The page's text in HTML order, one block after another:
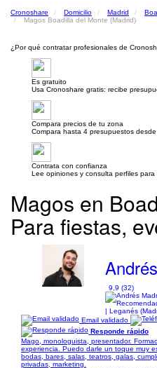
Cronoshare Domicilio Madrid
Magos Boadilla del Monte (Madrid)
¿Por qué contratar profesionales de
Es gratuito
Usa Cronoshare gratis: recibe
Compara precios de tu zona
Compara hasta 4 presupuestos
Contrata con confianza
Lee opiniones y consulta perfiles para
Magos en
Para fiestas,
9,9 (32)
| Leganés
Email validado
Responde rápido
Mago, monologuista, presentador.
experiencia. Puedo darle un toque muy
bodas, bares, salas, teatros, galas,
privadas, marketing.